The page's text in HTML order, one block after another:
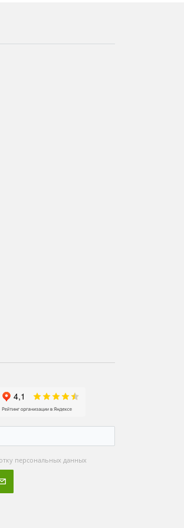
персональных данных